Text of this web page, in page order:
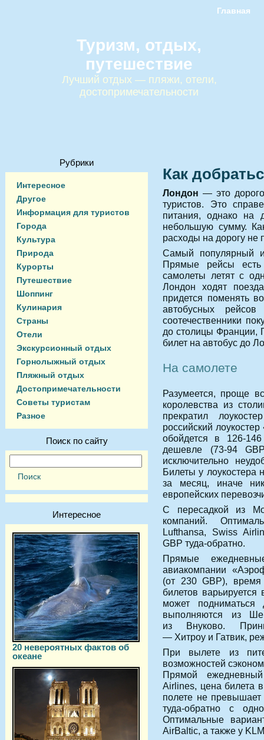
Главная
Туризм, отдых,
путешествие
Лучший отдых — пляжи, отели,
достопримечательности
Рубрики
Интересное
Другое
Информация для туристов
Города
Культура
Природа
Курорты
Путешествие
Шоппинг
Кулинария
Страны
Отели
Экскурсионный отдых
Горнолыжный отдых
Пляжный отдых
Достопримечательности
Советы туристам
Разное
Поиск по сайту
Интересное
20 невероятных фактов об
океане
Как
Лондон — это
туристов. Это
питания, однако на
небольшую сумму.
расходы на дорогу не
Самый популярный
Прямые рейсы
самолеты летят с
Лондон ходят
придется поменять
автобусных
соотечественники
до столицы Франции,
билет на автобус до
На самолете
Разумеется, проще
королевства из
прекратил
российский
обойдется в 126-
дешевле (73-94
исключительно
Билеты у лоукостера
за месяц, иначе
европейских
С пересадкой из
компаний.
Lufthansa, Swiss
GBP туда-обратно.
Прямые
авиакомпании
(от 230 GBP), время
билетов
может
выполняются из
из Внуково.
— Хитроу и Гатвик,
При вылете из
возможностей
Прямой
Airlines, цена билета
полете не превышает
туда-обратно с
Оптимальные
AirBaltic, а также у